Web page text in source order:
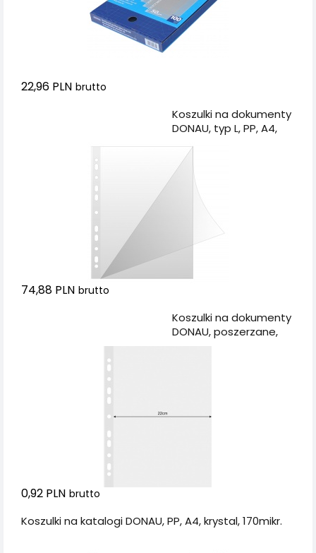
22,96 PLN brutto
Koszulki na dokumenty
DONAU, typ L, PP, A4,
74,88 PLN brutto
Koszulki na dokumenty
DONAU, poszerzane,
0,92 PLN brutto
Koszulki na katalogi DONAU, PP, A4, krystal, 170mikr.